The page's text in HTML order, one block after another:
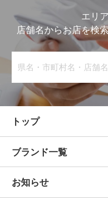
エリ
店舗名からお店を検
トップ
ブランド一覧
お知らせ